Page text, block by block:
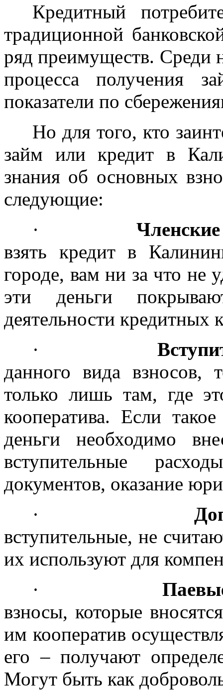
Кредитный
традиционной
ряд преимуществ. Среди
процесса получения
показатели по
Но для того, кто
займ или кредит в
знания об основных
следующие:
·
взять кредит в
городе, вам ни за что не
эти деньги
деятельности кредитных
·
данного вида взносов,
только лишь там, где
кооператива. Если
деньги необходимо
вступительные
документов, оказание
·
вступительные, не
их используют для
·
взносы, которые
им кооператив
его – получают
Могут быть как